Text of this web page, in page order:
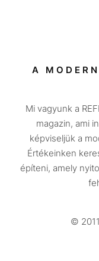
A
Mi vagyunk a
magazin, ami
képviseljük a
Értékeinken
építeni, amely
©